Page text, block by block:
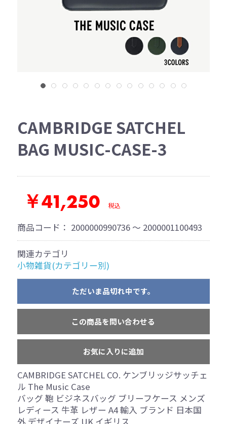
CAMBRIDGE SATCHEL
BAG MUSIC-CASE-3
￥41,250 税込
商品コード： 2000000990736 ～ 2000001100493
関連カテゴリ
小物雑貨(カテゴリー別)
ただいま品切れ中です。
この商品を問い合わせる
お気に入りに追加
CAMBRIDGE SATCHEL CO. ケンブリッジサッチェ
ル The Music Case
バッグ 鞄 ビジネスバッグ ブリーフケース メンズ
レディース 牛革 レザー A4 輸入 ブランド 日本国
外 デザイナーズ UK イギリス